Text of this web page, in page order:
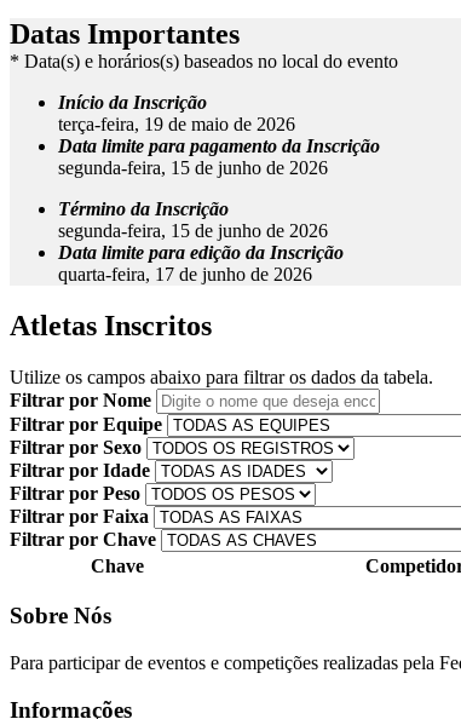
Datas Importantes
* Data(s) e horários(s) baseados no local do evento
Início da Inscrição
terça-feira, 19 de maio de 2026
Data limite para pagamento da Inscrição
segunda-feira, 15 de junho de 2026
Término da Inscrição
segunda-feira, 15 de junho de 2026
Data limite para edição da Inscrição
quarta-feira, 17 de junho de 2026
Atletas Inscritos
Utilize os campos abaixo para filtrar os dados da tabela.
Filtrar por Nome
Filtrar por Equipe
Filtrar por Sexo
Filtrar por Idade
Filtrar por Peso
Filtrar por Faixa
Filtrar por Chave
Chave
Sobre Nós
Para participar de eventos e competições realizadas pela
Informações